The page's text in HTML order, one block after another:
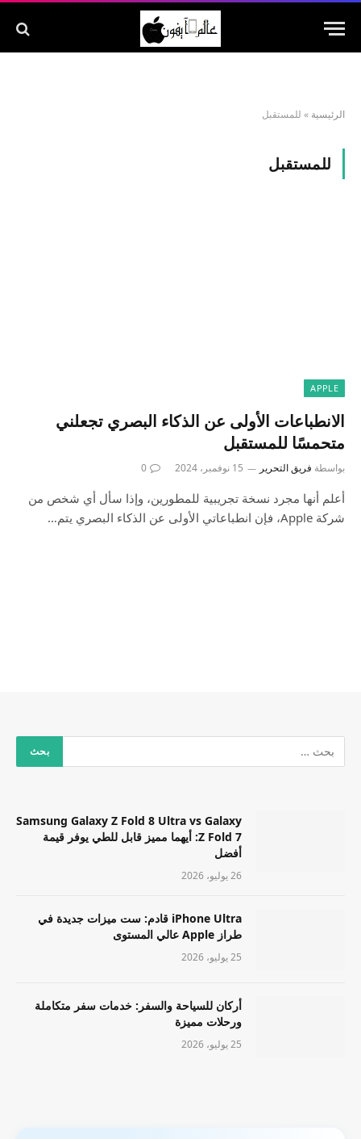
الرئيسية » للمستقبل
للمستقبل
APPLE
الانطباعات الأولى عن الذكاء البصري تجعلني
متحمسًا للمستقبل
بواسطة فريق التحرير 15 نوفمبر، 2024 0
أعلم أنها مجرد نسخة تجريبية للمطورين، وإذا سأل أي شخص من
شركة Apple، فإن انطباعاتي الأولى عن الذكاء البصري يتم…
Samsung Galaxy Z Fold 8 Ultra vs Galaxy
Z Fold 7: أيهما مميز قابل للطي يوفر قيمة
أفضل
26 يوليو، 2026
iPhone Ultra قادم: ست ميزات جديدة في
طراز Apple عالي المستوى
25 يوليو، 2026
أركان للسياحة والسفر: خدمات سفر متكاملة
ورحلات مميزة
25 يوليو، 2026